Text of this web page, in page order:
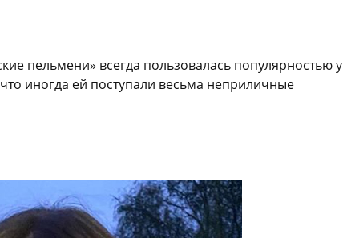
пельмени» всегда пользовалась популярностью у
иногда ей поступали весьма неприличные